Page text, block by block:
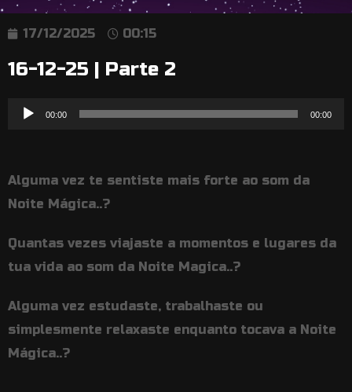
17/12/2025 00:15
16-12-25 | Parte 2
Reprodutor
00:00 00:00
Alguma vez te sentiste mais forte ao som da
Noite Mágica..?
Quantas vezes viajaste a momentos e lugares da
tua vida ao som da Noite Magica..?
Alguma vez estudaste, trabalhaste ou
simplesmente relaxaste enquanto tocava a Noite
Mágica..?